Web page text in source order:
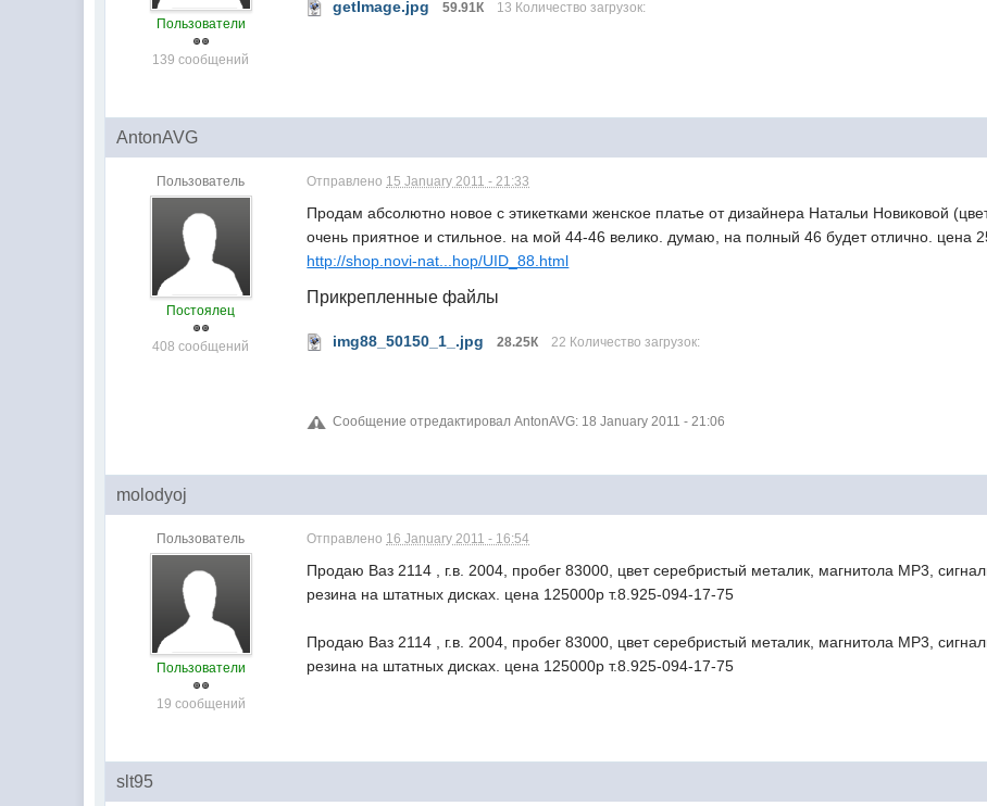
Пользователи
139 сообщений
getImage.jpg 59.91К 13 Количество загрузок:
AntonAVG
Пользователь
Постоялец
408 сообщений
Отправлено 15 January 2011 - 21:33
Продам абсолютно новое с этикетками женское платье от дизайнера Натальи Новиковой
очень приятное и стильное. на мой 44-46 велико. думаю, на полный 46 будет отлично. цена
http://shop.novi-nat...hop/UID_88.html
Прикрепленные файлы
img88_50150_1_.jpg 28.25К 22 Количество загрузок:
Сообщение отредактировал AntonAVG: 18 January 2011 - 21:06
molodyoj
Пользователь
Пользователи
19 сообщений
Отправлено 16 January 2011 - 16:54
Продаю Ваз 2114 , г.в. 2004, пробег 83000, цвет серебристый металик, магнитола МР3,
резина на штатных дисках. цена 125000р т.8.925-094-17-75
Продаю Ваз 2114 , г.в. 2004, пробег 83000, цвет серебристый металик, магнитола МР3,
резина на штатных дисках. цена 125000р т.8.925-094-17-75
slt95